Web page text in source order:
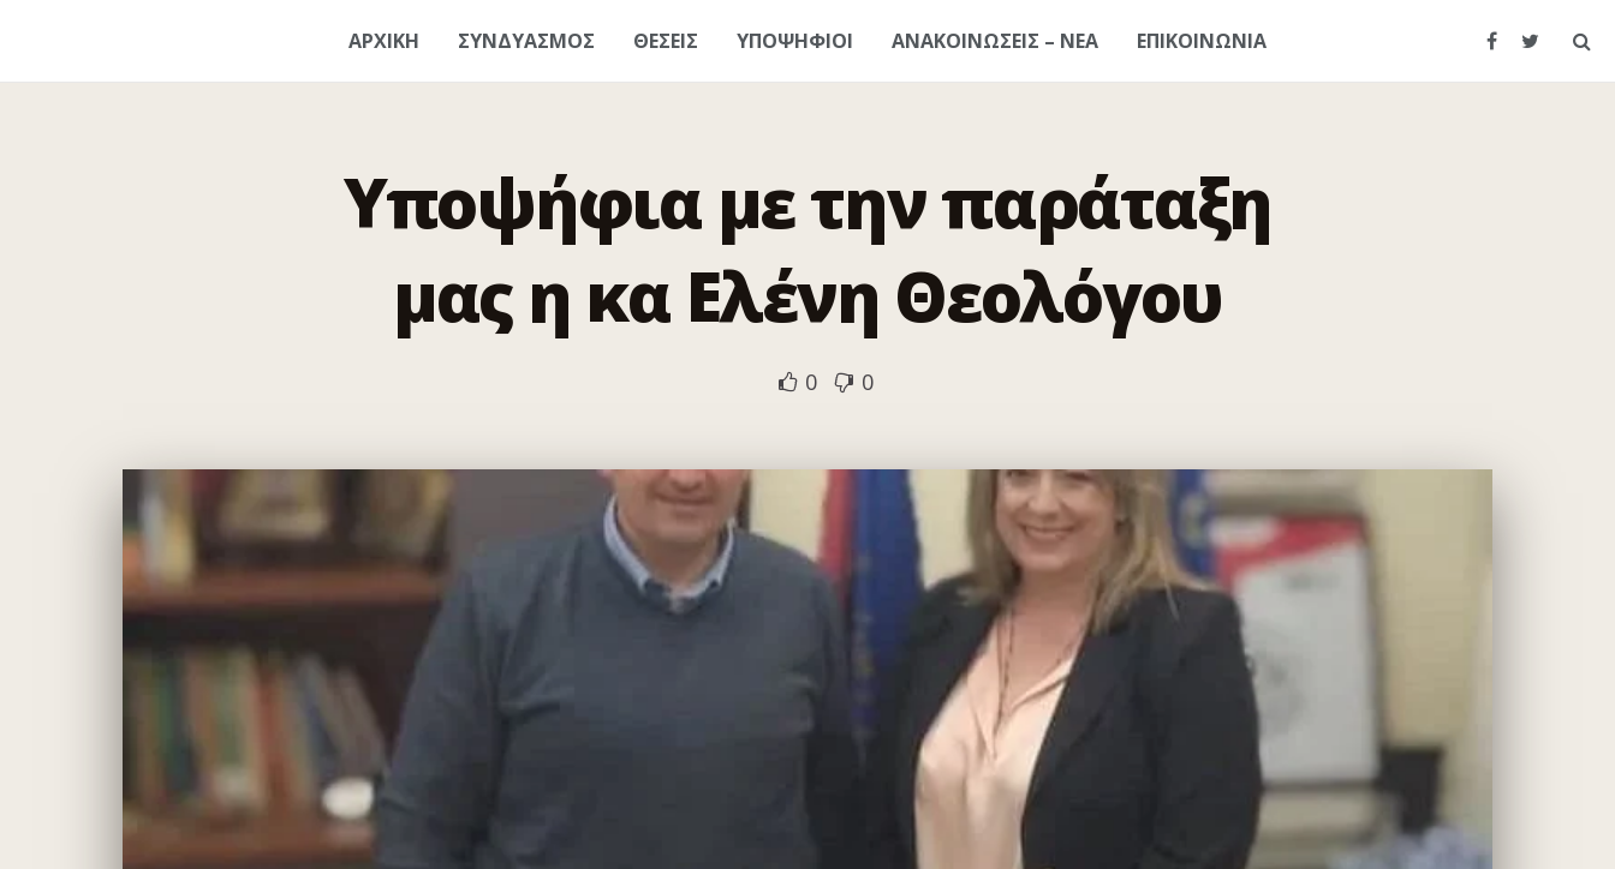
ΑΡΧΙΚΗ ΣΥΝΔΥΑΣΜΟΣ ΘΕΣΕΙΣ ΥΠΟΨΗΦΙΟΙ ΑΝΑΚΟΙΝΩΣΕΙΣ – ΝΕΑ ΕΠΙΚΟΙΝΩΝΙΑ
Υποψήφια με την παράταξη
μας η κα Ελένη Θεολόγου
0 0